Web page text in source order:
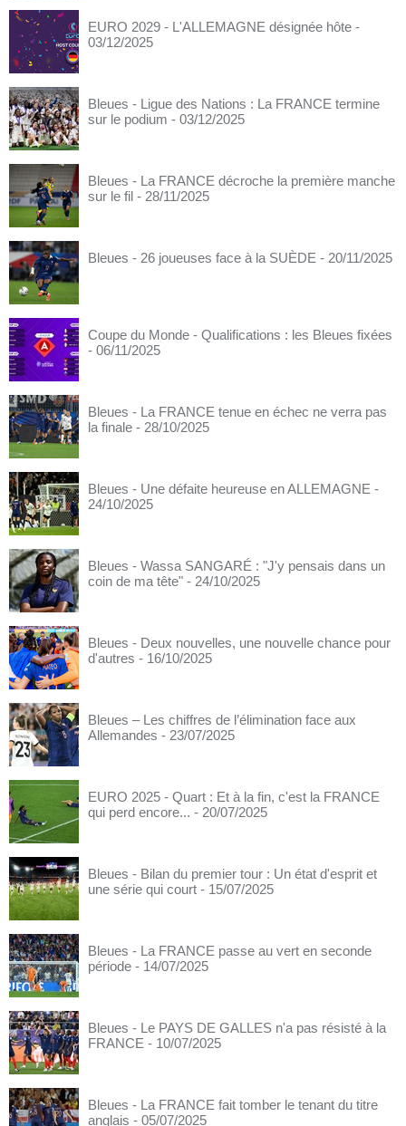
EURO 2029 - L'ALLEMAGNE désignée hôte -
03/12/2025
Bleues - Ligue des Nations : La FRANCE termine
sur le podium - 03/12/2025
Bleues - La FRANCE décroche la première manche
sur le fil - 28/11/2025
Bleues - 26 joueuses face à la SUÈDE - 20/11/2025
Coupe du Monde - Qualifications : les Bleues fixées
- 06/11/2025
Bleues - La FRANCE tenue en échec ne verra pas
la finale - 28/10/2025
Bleues - Une défaite heureuse en ALLEMAGNE -
24/10/2025
Bleues - Wassa SANGARÉ : "J'y pensais dans un
coin de ma tête" - 24/10/2025
Bleues - Deux nouvelles, une nouvelle chance pour
d'autres - 16/10/2025
Bleues – Les chiffres de l’élimination face aux
Allemandes - 23/07/2025
EURO 2025 - Quart : Et à la fin, c'est la FRANCE
qui perd encore... - 20/07/2025
Bleues - Bilan du premier tour : Un état d'esprit et
une série qui court - 15/07/2025
Bleues - La FRANCE passe au vert en seconde
période - 14/07/2025
Bleues - Le PAYS DE GALLES n'a pas résisté à la
FRANCE - 10/07/2025
Bleues - La FRANCE fait tomber le tenant du titre
anglais - 05/07/2025